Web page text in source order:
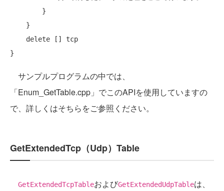
delete [] tcp
サンプルプログラムの中では、
「Enum_GetTable.cpp」でこのAPIを使用していますの
で、詳しくはそちらをご参照ください。
GetExtendedTcp（Udp）Table
GetExtendedTcpTableおよびGetExtendedUdpTableは、